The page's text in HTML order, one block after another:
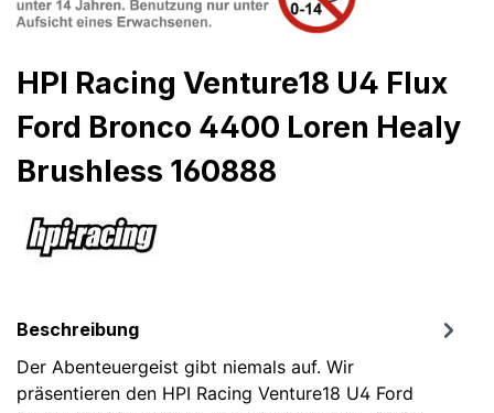
HPI Racing Venture18 U4 Flux
Ford Bronco 4400 Loren Healy
Brushless 160888
Beschreibung
Der Abenteuergeist gibt niemals auf. Wir
präsentieren den HPI Racing Venture18 U4 Ford